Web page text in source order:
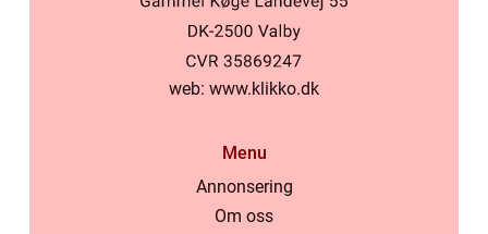
web: www.klikko.dk
Menu
Annonsering
Om oss